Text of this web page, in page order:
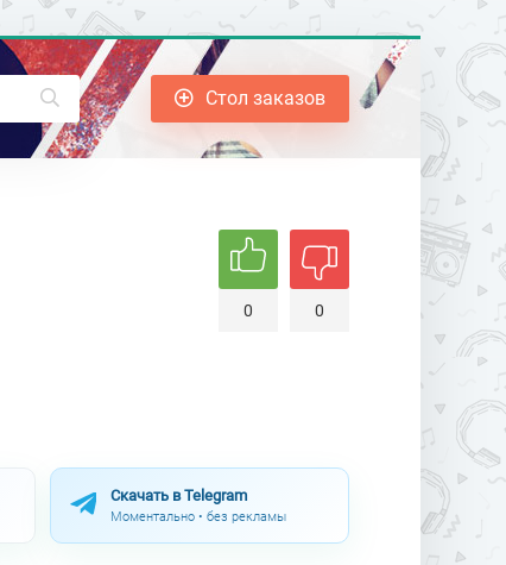
Стол заказов
0 0
Скачать в Telegram
Моментально • без рекламы